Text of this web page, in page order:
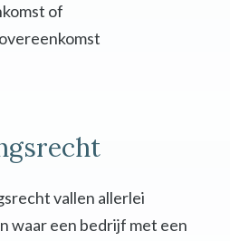
of
vallen allerlei
waar een bedrijf met een